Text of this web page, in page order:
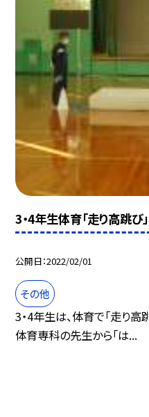
3・4年生体育「走り高跳び」
公開日 2022/02/01
その他
3・4年生は、体育で「走り高
体育専科の先生から「は...